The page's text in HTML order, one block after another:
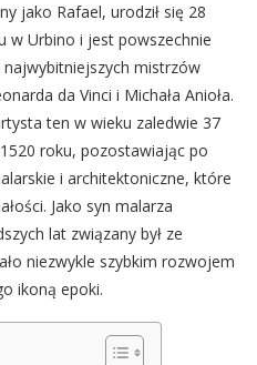
jako Rafael, urodził się 28
w Urbino i jest powszechnie
mistrzów
da Vinci i Michała Anioła.
ten w wieku zaledwie 37
roku, pozostawiając po
i architektoniczne, które
Jako syn malarza
lat związany był ze
niezwykle szybkim rozwojem
ikoną epoki.